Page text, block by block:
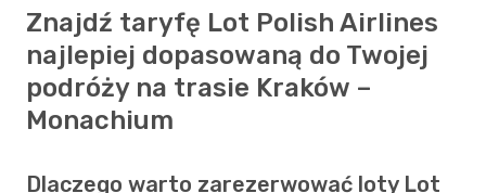
Znajdź taryfę Lot Polish Airlines
najlepiej dopasowaną do Twojej
podróży na trasie Kraków –
Monachium
Dlaczego warto zarezerwować loty Lot